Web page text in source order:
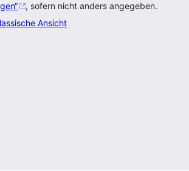
, sofern nicht anders angegeben.
Ansicht